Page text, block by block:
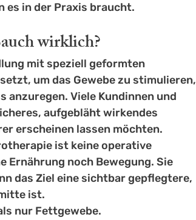
es in der Praxis braucht.
wirklich?
mit speziell geformten
um das Gewebe zu stimulieren,
Viele Kundinnen und
aufgebläht wirkendes
erscheinen lassen möchten.
ist keine operative
noch Bewegung. Sie
das Ziel eine sichtbar gepflegtere,
ist.
nur Fettgewebe.